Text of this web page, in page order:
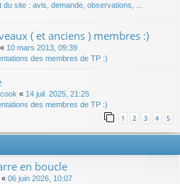
du site : avis, demande, observations, ...
( et anciens ) membres :)
« 10 mars 2013, 09:39
des membres de TP :)
« 14 juil. 2025, 21:25
des membres de TP :)
1 2 3 4 5
en boucle
« 06 juin 2026, 10:07